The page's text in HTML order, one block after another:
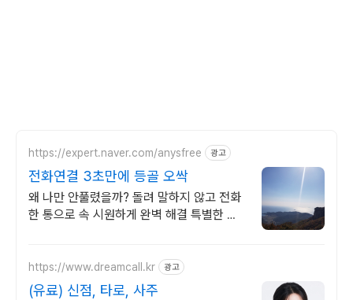
https://expert.naver.com/anysfree 광고
전화연결 3초만에 등골 오싹
왜 나만 안풀렸을까? 돌려 말하지 않고 전화
한 통으로 속 시원하게 완벽 해결 특별한 신
https://www.dreamcall.kr 광고
(유료) 신점, 타로, 사주